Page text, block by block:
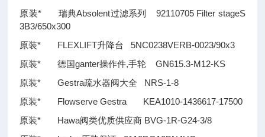
原装* 瑞典Absolent过滤系列 92110705 Filter stageS
3B3/650x300
原装* FLEXLIFT升降台 5NC0238VERB-0023/90x3
原装* 德国ganter操作件,手轮 GN615.3-M12-KS
原装* Gestra疏水器阀大全 NRS-1-8
原装* Flowserve Gestra KEA1010-1436617-17500
原装* Hawa阀类优质供应商 BVG-1R-G24-3/8